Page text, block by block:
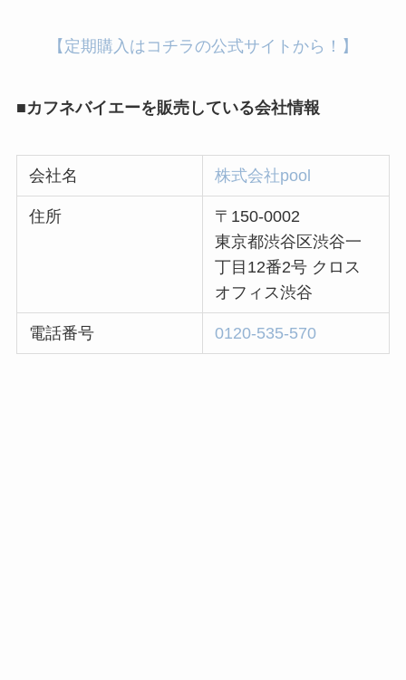
【定期購入はコチラの公式サイトから！】
■カフネバイエーを販売している会社情報
会社名 株式会社pool
住所
〒150-0002
東京都渋谷区渋谷一
丁目12番2号 クロス
オフィス渋谷
電話番号 0120-535-570